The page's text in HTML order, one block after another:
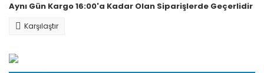
Aynı Gün Kargo 16:00'a Kadar Olan Siparişlerde Geçerlidir
Karşılaştır